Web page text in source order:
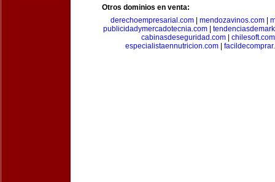
Otros dominios en venta:
derechoempresarial.com
mendozavinos.com
publicidadymercadotecnia.com|
cabinasdeseguridad.com| chilesoft.com
especialistaennutricion.com|